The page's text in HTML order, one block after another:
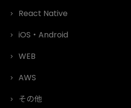
React Native
iOS・Android
WEB
AWS
その他